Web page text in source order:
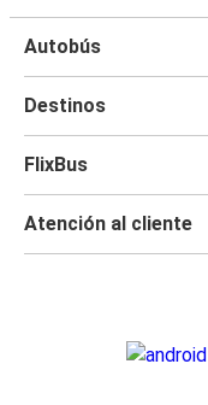
Autobús
Destinos
FlixBus
Atención al cliente